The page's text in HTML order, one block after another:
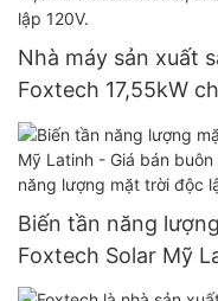
Nhà máy sản xuất
Foxtech 17,55kW
Colombia, hệ thống
Biến tần năng
Foxtech Solar Mỹ
6kW 48V 120/240V